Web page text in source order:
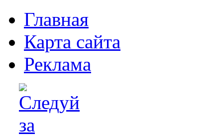
Главная
Карта сайта
Реклама